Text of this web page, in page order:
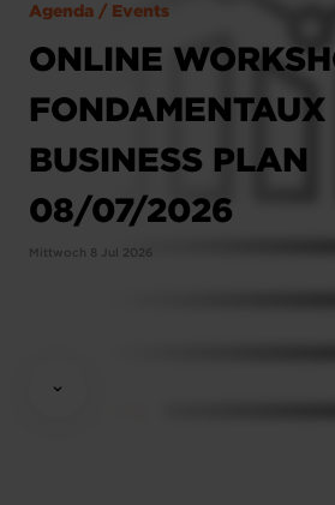
Agenda / Events
ONLINE
FONDAMENTAUX
BUSINESS PLAN
08/07/2026
Mittwoch 8 Jul 2026